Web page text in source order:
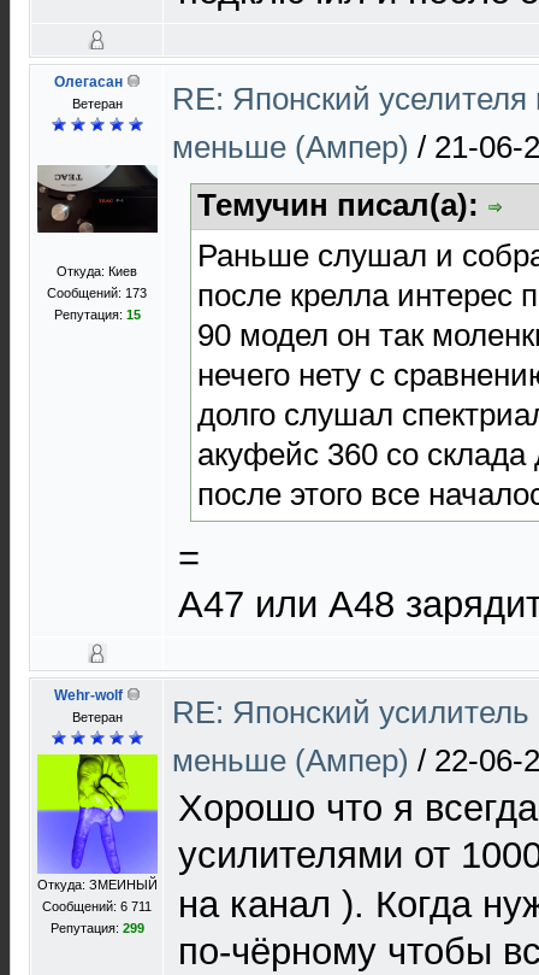
Олегасан
Ветеран
Откуда: Киев
Сообщений: 173
Репутация: 15
RE: Японский
меньше (Ампер) / 21-06-
Темучин писал(а):
Раньше слушал и
после крелла интерес
90 модел он так
нечего нету с
долго слушал
акуфейс 360 со
после этого все
=
A47 или А48
Wehr-wolf
Ветеран
Откуда: ЗМЕИНЫЙ
Сообщений: 6 711
Репутация: 299
RE: Японский
меньше (Ампер) / 22-06-
Хорошо что я
усилителями от
на канал ). Когда
по-чёрному чтобы